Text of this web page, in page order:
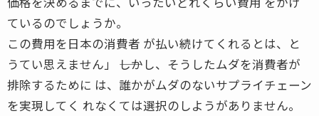
ているのでしょうか。
この費用を日本の消費者 が払い続けてくれるとは、と
うてい思えません」 ――しかし、そうしたムダを消費者が
排除するために は、誰かがムダのないサプライチェーン
を実現してく れなくては選択のしようがありません。